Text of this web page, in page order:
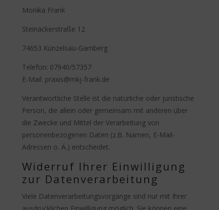
Monika Frank
Steinäckerstraße 12
74653 Künzelsau-Garnberg
Telefon: 07940/57357
E-Mail: praxis@mkj-frank.de
Verantwortliche Stelle ist die natürliche oder juristische
Person, die allein oder gemeinsam mit anderen über
die Zwecke und Mittel der Verarbeitung von
personenbezogenen Daten (z.B. Namen, E-Mail-
Adressen o. Ä.) entscheidet.
Widerruf Ihrer Einwilligung
zur Datenverarbeitung
Viele Datenverarbeitungsvorgänge sind nur mit Ihrer